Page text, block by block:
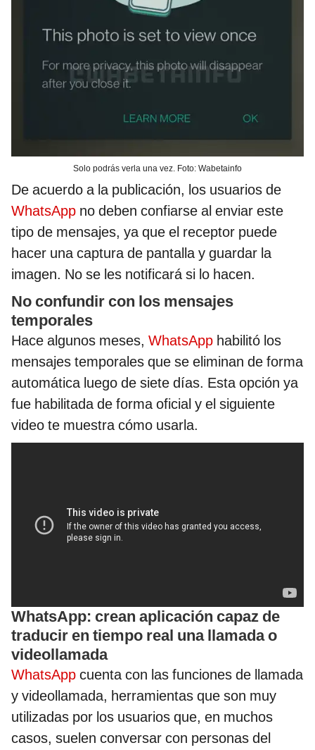
Solo podrás verla una vez. Foto: Wabetainfo
De acuerdo a la publicación, los usuarios de
WhatsApp no deben confiarse al enviar este
tipo de mensajes, ya que el receptor puede
hacer una captura de pantalla y guardar la
imagen. No se les notificará si lo hacen.
No confundir con los mensajes
temporales
Hace algunos meses, WhatsApp habilitó los
mensajes temporales que se eliminan de forma
automática luego de siete días. Esta opción ya
fue habilitada de forma oficial y el siguiente
video te muestra cómo usarla.
WhatsApp: crean aplicación capaz de
traducir en tiempo real una llamada o
videollamada
WhatsApp cuenta con las funciones de llamada
y videollamada, herramientas que son muy
utilizadas por los usuarios que, en muchos
casos, suelen conversar con personas del